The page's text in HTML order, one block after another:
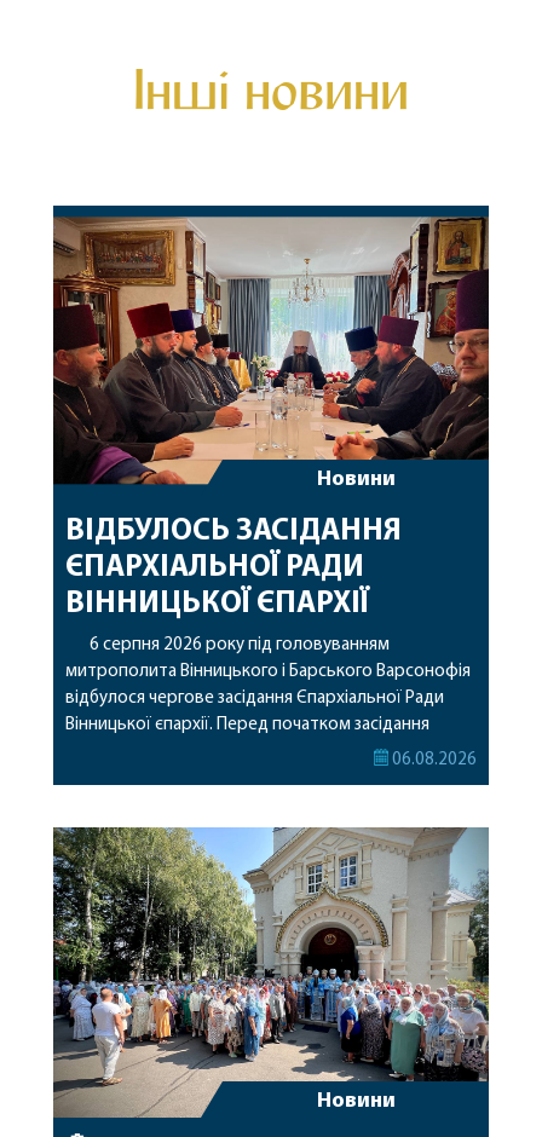
Інші новини
Новини
ВІДБУЛОСЬ ЗАСІДАННЯ
ЄПАРХІАЛЬНОЇ РАДИ
ВІННИЦЬКОЇ ЄПАРХІЇ
6 серпня 2026 року під головуванням
митрополита Вінницького і Барського Варсонофія
відбулося чергове засідання Єпархіальної Ради
Вінницької єпархії. Перед початком засідання
секретар Єпархіальної Ради від імені членів Ради
побажавши йому міцного здоров’я, Божої
допомоги, миру, духовної радості та
благословенних успіхів у подальшому
архіпастирському служінні. […]
06.08.2026
Новини